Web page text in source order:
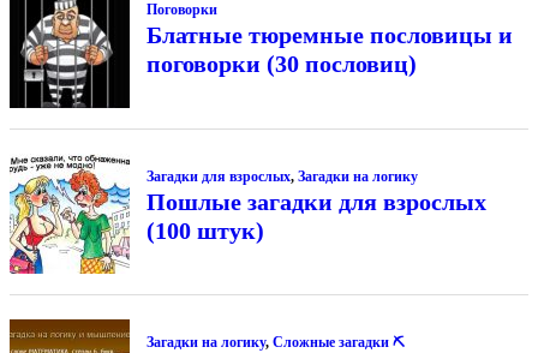
Поговорки
Блатные тюремные пословицы и
поговорки (30 пословиц)
Загадки для взрослых, Загадки на логику
Пошлые загадки для взрослых
(100 штук)
Загадки на логику, Сложные загадки ⛏